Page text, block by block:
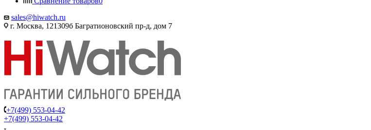
sales@hiwatch.ru
г. Москва, 121309б Багратионовский пр-д, дом 7
+7(499) 553-04-42
+7(499) 553-04-42